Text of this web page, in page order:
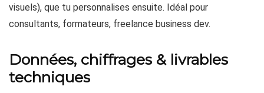
visuels), que tu personnalises ensuite. Idéal pour
consultants, formateurs, freelance business dev.
Données, chiffrages & livrables
techniques